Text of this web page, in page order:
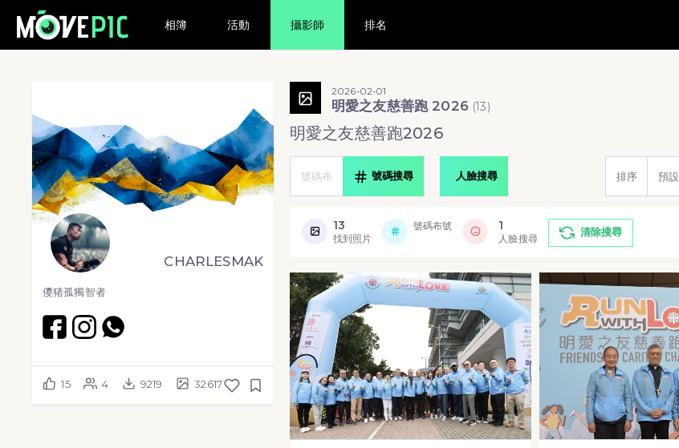
相簿 活動 攝影師 排名
CHARLESMAK
儍猪孤獨智者
15 4 9219 32617
2026-02-01
明愛之友慈善跑 2026 (13)
明愛之友慈善跑2026
號碼搜尋 人臉搜尋 排序 預設
13
找到照片
號碼布號 1
人臉搜尋
清除搜尋